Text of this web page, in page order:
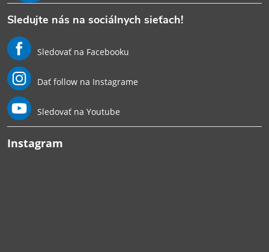
Sledujte nás na sociálnych sieťach!
Sledovať na Facebooku
Dať follow na Instagrame
Sledovať na Youtube
Instagram